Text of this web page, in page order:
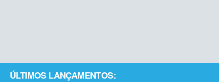
ÚLTIMOS LANÇAMENTOS: